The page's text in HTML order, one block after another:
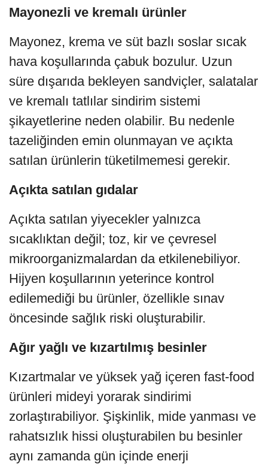
Mayonezli ve kremalı ürünler
Mayonez, krema ve süt bazlı soslar sıcak
hava koşullarında çabuk bozulur. Uzun
süre dışarıda bekleyen sandviçler, salatalar
ve kremalı tatlılar sindirim sistemi
şikayetlerine neden olabilir. Bu nedenle
tazeliğinden emin olunmayan ve açıkta
satılan ürünlerin tüketilmemesi gerekir.
Açıkta satılan gıdalar
Açıkta satılan yiyecekler yalnızca
sıcaklıktan değil; toz, kir ve çevresel
mikroorganizmalardan da etkilenebiliyor.
Hijyen koşullarının yeterince kontrol
edilemediği bu ürünler, özellikle sınav
öncesinde sağlık riski oluşturabilir.
Ağır yağlı ve kızartılmış besinler
Kızartmalar ve yüksek yağ içeren fast-food
ürünleri mideyi yorarak sindirimi
zorlaştırabiliyor. Şişkinlik, mide yanması ve
rahatsızlık hissi oluşturabilen bu besinler
aynı zamanda gün içinde enerji